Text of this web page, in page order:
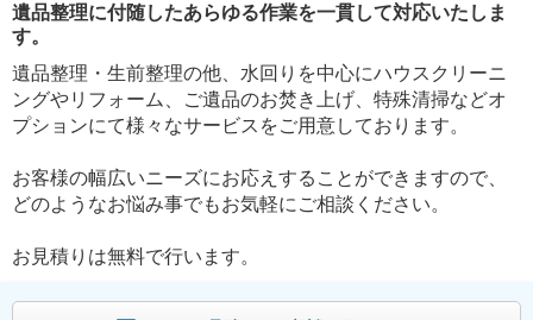
遺品整理に付随したあらゆる作業を一貫して対応いたしま
す。
遺品整理・生前整理の他、水回りを中心にハウスクリーニ
ングやリフォーム、ご遺品のお焚き上げ、特殊清掃などオ
プションにて様々なサービスをご用意しております。
お客様の幅広いニーズにお応えすることができますので、
どのようなお悩み事でもお気軽にご相談ください。
お見積りは無料で行います。